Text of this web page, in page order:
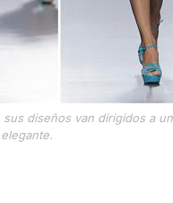
diseños van dirigidos a